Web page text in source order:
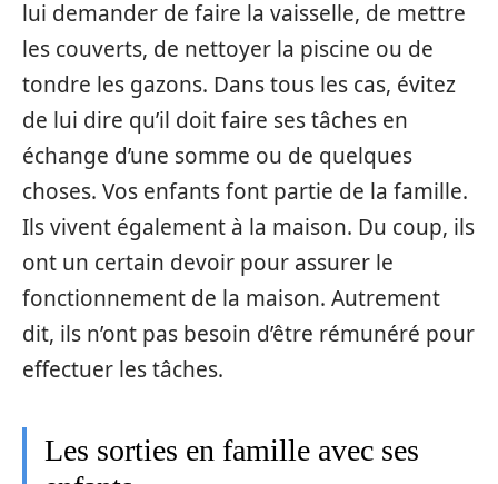
lui demander de faire la vaisselle, de mettre
les couverts, de nettoyer la piscine ou de
tondre les gazons. Dans tous les cas, évitez
de lui dire qu’il doit faire ses tâches en
échange d’une somme ou de quelques
choses. Vos enfants font partie de la famille.
Ils vivent également à la maison. Du coup, ils
ont un certain devoir pour assurer le
fonctionnement de la maison. Autrement
dit, ils n’ont pas besoin d’être rémunéré pour
effectuer les tâches.
Les sorties en famille avec ses